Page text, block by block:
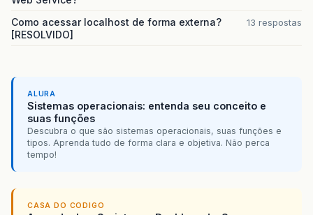
Como acessar localhost de forma externa?
[RESOLVIDO]
13 respostas
ALURA
Sistemas operacionais: entenda seu conceito e
suas funções
Descubra o que são sistemas operacionais, suas funções e
tipos. Aprenda tudo de forma clara e objetiva. Não perca
tempo!
CASA DO CODIGO